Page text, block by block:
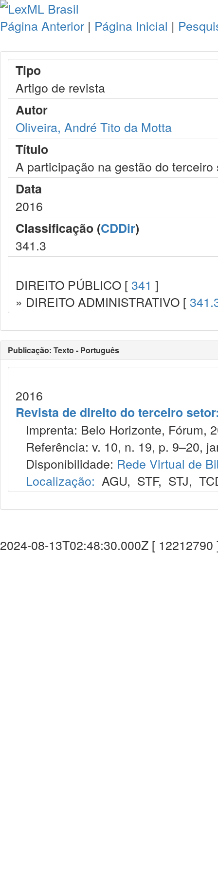
Página Anterior | Página Inicial |
Tipo
Artigo de revista
Autor
Oliveira, André Tito da Motta
Título
A participação na gestão do terceiro
Data
2016
Classificação (CDDir)
341.3
DIREITO PÚBLICO [ 341 ]
» DIREITO ADMINISTRATIVO [
Publicação: Texto - Português
2016
Revista de direito do terceiro
Imprenta: Belo Horizonte, Fórum,
Referência: v. 10, n. 19, p. 9–20,
Disponibilidade: Rede Virtual de
Localização: AGU, STF, STJ,
2024-08-13T02:48:30.000Z [ 12212790